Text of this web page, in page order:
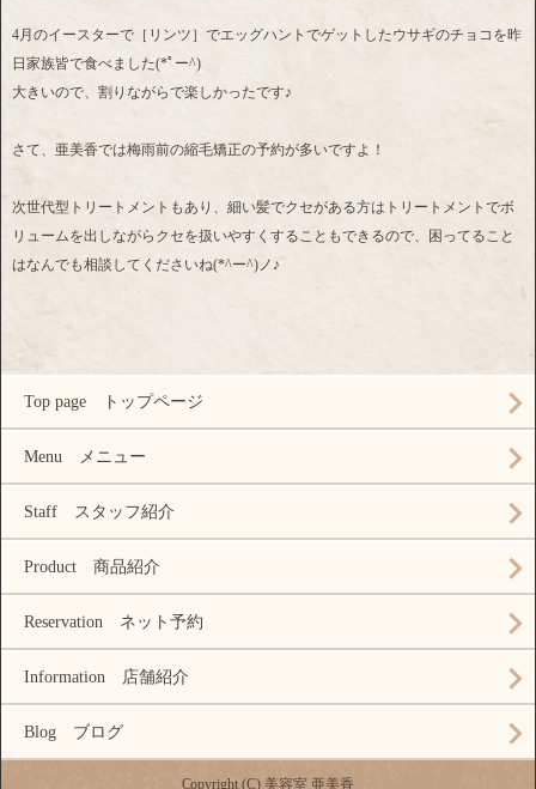
4月のイースターで［リンツ］でエッグハントでゲットしたウサギのチョコを昨
日家族皆で食べました(*ﾟー^)
大きいので、割りながらで楽しかったです♪
さて、亜美香では梅雨前の縮毛矯正の予約が多いですよ！
次世代型トリートメントもあり、細い髪でクセがある方はトリートメントでボ
リュームを出しながらクセを扱いやすくすることもできるので、困ってること
はなんでも相談してくださいね(*^ー^)ノ♪
Top page トップページ
Menu メニュー
Staff スタッフ紹介
Product 商品紹介
Reservation ネット予約
Information 店舗紹介
Blog ブログ
Copyright (C) 美容室 亜美香